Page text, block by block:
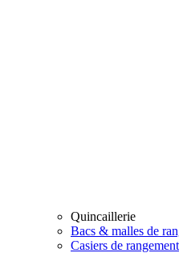
Quincaillerie
Bacs & malles de
Casiers de rangement